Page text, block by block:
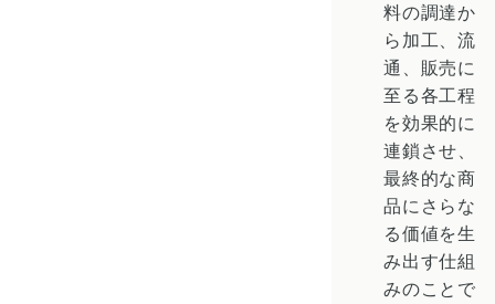
料の調達か
ら加工、流
通、販売に
至る各工程
を効果的に
連鎖させ、
最終的な商
品にさらな
る価値を生
み出す仕組
みのことで